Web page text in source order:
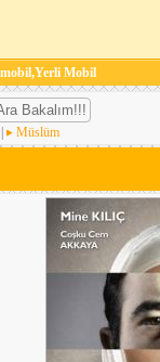
Mobil
Müslüm